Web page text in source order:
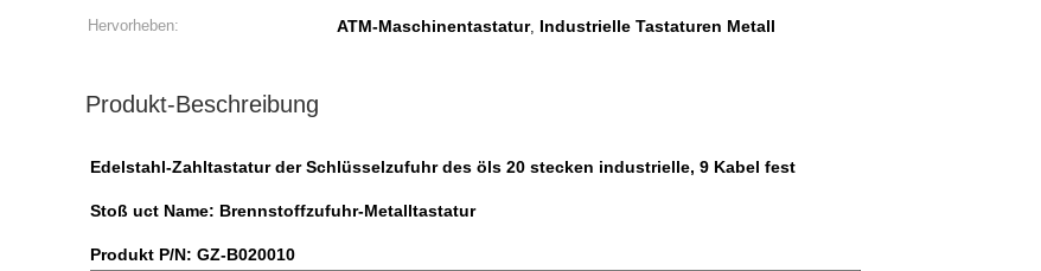
Hervorheben:
ATM-Maschinentastatur, Industrielle Tastaturen Metall
Produkt-Beschreibung
Edelstahl-Zahltastatur der Schlüsselzufuhr des öls 20 stecken industrielle, 9 Kabel fest
Stoß uct Name: Brennstoffzufuhr-Metalltastatur
Produkt P/N: GZ-B020010